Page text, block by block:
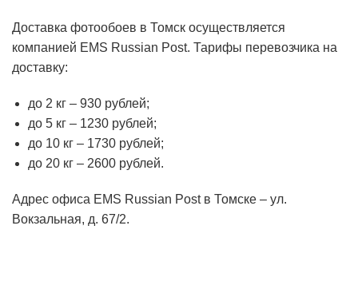
Доставка фотообоев в Томск осуществляется
компанией EMS Russian Post. Тарифы перевозчика на
доставку:
до 2 кг – 930 рублей;
до 5 кг – 1230 рублей;
до 10 кг – 1730 рублей;
до 20 кг – 2600 рублей.
Адрес офиса EMS Russian Post в Томске – ул.
Вокзальная, д. 67/2.